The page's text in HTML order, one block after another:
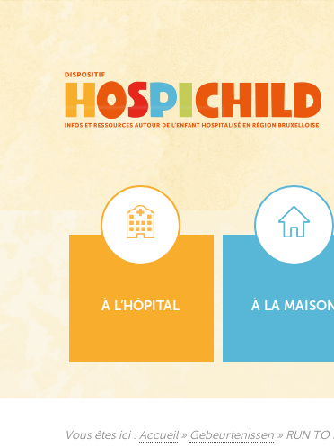
principal
À L’HÔPITAL À LA
Vous êtes ici : Accueil» Gebeurtenissen » RUN